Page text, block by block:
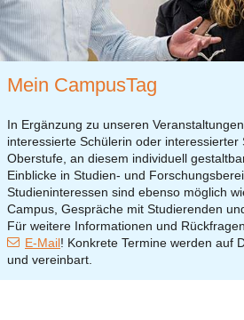
Mein CampusTag
In Ergänzung zu unseren
interessierte Schülerin oder interessierter
Oberstufe, an diesem individuell
Einblicke in Studien- und
Studieninteressen sind ebenso möglich
Campus, Gespräche mit Studierenden
Für weitere Informationen und
E-Mail! Konkrete Termine werden auf
und vereinbart.